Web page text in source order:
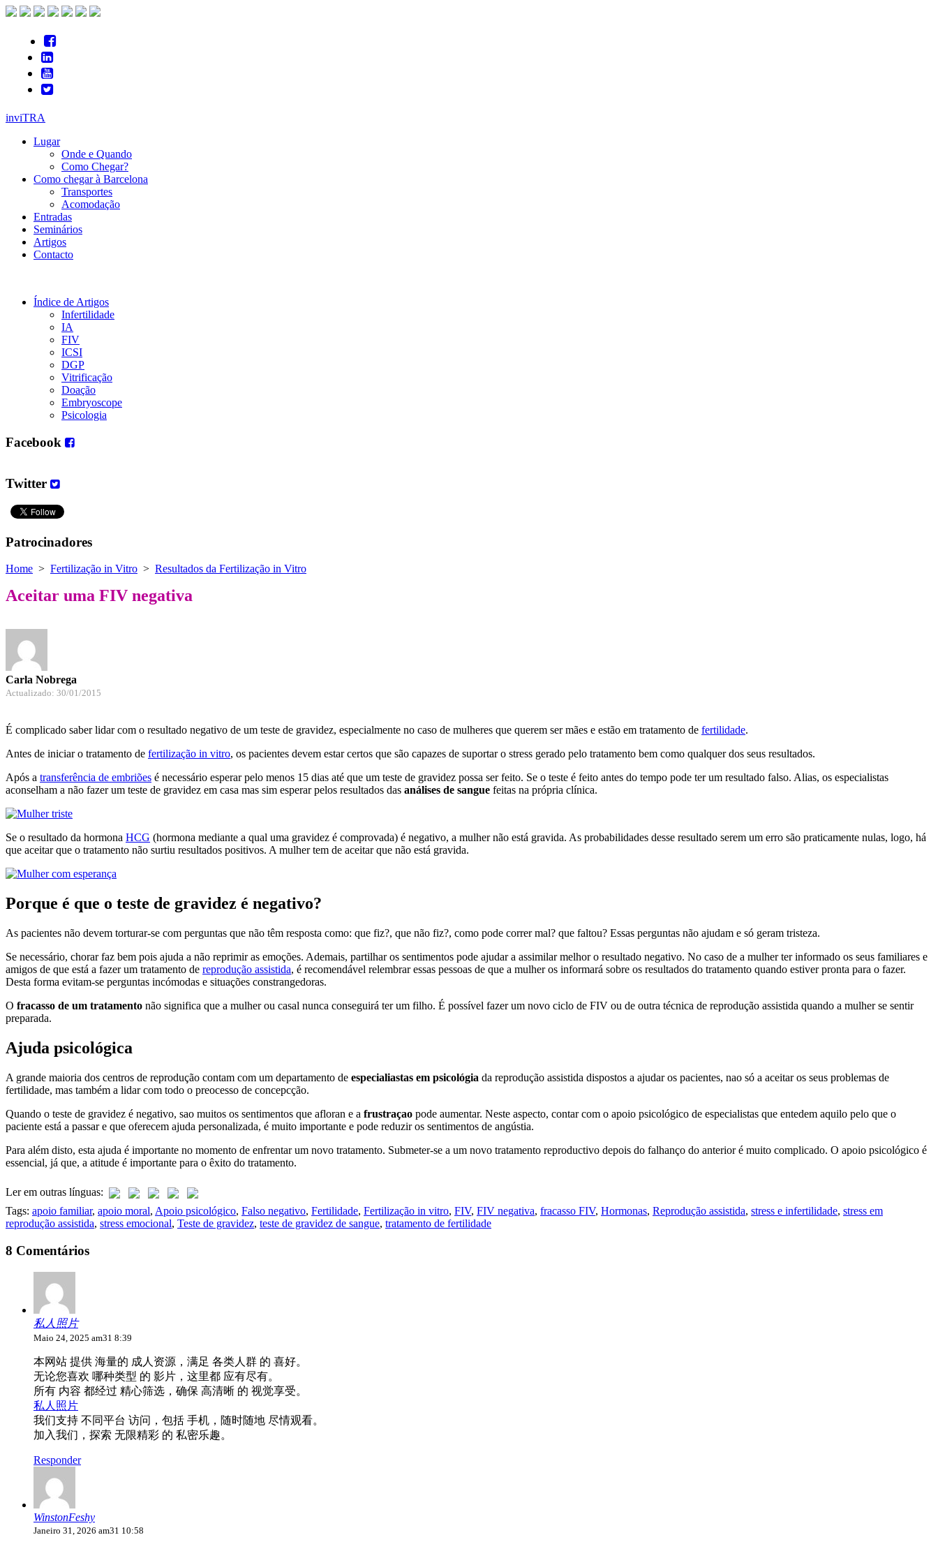
inviTRA
Lugar
Onde e Quando
Como Chegar?
Como chegar à Barcelona
Transportes
Acomodação
Entradas
Seminários
Artigos
Contacto
Índice de Artigos
Infertilidade
IA
FIV
ICSI
DGP
Vitrificação
Doação
Embryoscope
Psicologia
Facebook
Twitter
Patrocinadores
Home > Fertilização in Vitro > Resultados da Fertilização in Vitro
Aceitar uma FIV negativa
Carla Nobrega
Actualizado: 30/01/2015
É complicado saber lidar com o resultado negativo de um teste de gravidez, especialmente no caso de mulheres que querem ser mães e estão em tratamento de fertilidade.
Antes de iniciar o tratamento de fertilização in vitro, os pacientes devem estar certos que são capazes de suportar o stress gerado pelo tratamento bem como qualquer dos seus resultados.
Após a transferência de embriões é necessário esperar pelo menos 15 dias até que um teste de gravidez possa ser feito. Se o teste é feito antes do tempo pode ter um resultado falso. Alias, os especialistas
aconselham a não fazer um teste de gravidez em casa mas sim esperar pelos resultados das análises de sangue feitas na própria clínica.
Se o resultado da hormona HCG (hormona mediante a qual uma gravidez é comprovada) é negativo, a mulher não está gravida. As probabilidades desse resultado serem um erro são praticamente nulas, logo, há
que aceitar que o tratamento não surtiu resultados positivos. A mulher tem de aceitar que não está gravida.
Porque é que o teste de gravidez é negativo?
As pacientes não devem torturar-se com perguntas que não têm resposta como: que fiz?, que não fiz?, como pode correr mal? que faltou? Essas perguntas não ajudam e só geram tristeza.
Se necessário, chorar faz bem pois ajuda a não reprimir as emoções. Ademais, partilhar os sentimentos pode ajudar a assimilar melhor o resultado negativo. No caso de a mulher ter informado os seus familiares e
amigos de que está a fazer um tratamento de reprodução assistida, é recomendável relembrar essas pessoas de que a mulher os informará sobre os resultados do tratamento quando estiver pronta para o fazer.
Desta forma evitam-se perguntas incómodas e situações constrangedoras.
O fracasso de um tratamento não significa que a mulher ou casal nunca conseguirá ter um filho. É possível fazer um novo ciclo de FIV ou de outra técnica de reprodução assistida quando a mulher se sentir
preparada.
Ajuda psicológica
A grande maioria dos centros de reprodução contam com um departamento de especialiastas em psicológia da reprodução assistida dispostos a ajudar os pacientes, nao só a aceitar os seus problemas de
fertilidade, mas também a lidar com todo o preocesso de concepcção.
Quando o teste de gravidez é negativo, sao muitos os sentimentos que afloran e a frustraçao pode aumentar. Neste aspecto, contar com o apoio psicológico de especialistas que entedem aquilo pelo que o
paciente está a passar e que oferecem ajuda personalizada, é muito importante e pode reduzir os sentimentos de angústia.
Para além disto, esta ajuda é importante no momento de enfrentar um novo tratamento. Submeter-se a um novo tratamento reproductivo depois do falhanço do anterior é muito complicado. O apoio psicológico é
essencial, já que, a atitude é importante para o êxito do tratamento.
Ler em outras línguas:
Tags: apoio familiar, apoio moral, Apoio psicológico, Falso negativo, Fertilidade, Fertilização in vitro, FIV, FIV negativa, fracasso FIV, Hormonas, Reprodução assistida, stress e infertilidade, stress em
reprodução assistida, stress emocional, Teste de gravidez, teste de gravidez de sangue, tratamento de fertilidade
8 Comentários
私人照片
Maio 24, 2025 am31 8:39
本网站 提供 海量的 成人资源，满足 各类人群 的 喜好。
无论您喜欢 哪种类型 的 影片，这里都 应有尽有。
所有 内容 都经过 精心筛选，确保 高清晰 的 视觉享受。
私人照片
我们支持 不同平台 访问，包括 手机，随时随地 尽情观看。
加入我们，探索 无限精彩 的 私密乐趣。
Responder
WinstonFeshy
Janeiro 31, 2026 am31 10:58